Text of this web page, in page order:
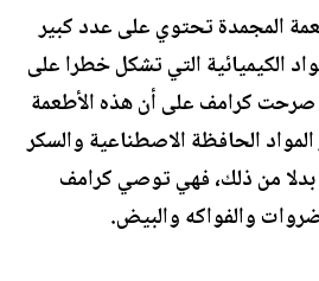
المجمدة تحتوي على عدد كبير
الكيميائية التي تشكل خطرا على
كرامف على أن هذه الأطعمة
الحافظة الاصطناعية والسكر
بدلا من ذلك، فهي توصي كرامف
والفواكه والبيض.